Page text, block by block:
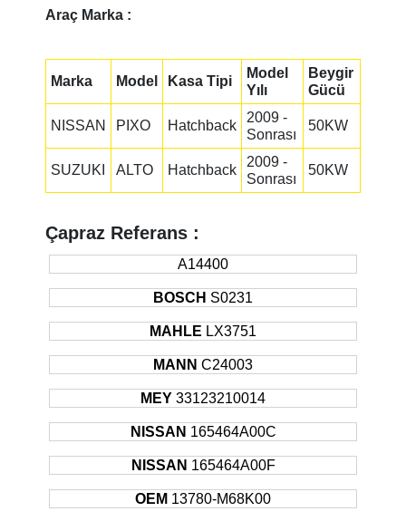
Araç Marka :
Marka Model Kasa Tipi
Model
Yılı
Beygir
Gücü
NISSAN PIXO Hatchback
2009 -
Sonrası
50KW
SUZUKI ALTO Hatchback
2009 -
Sonrası
50KW
Çapraz Referans :
A14400
BOSCH S0231
MAHLE LX3751
MANN C24003
MEY 33123210014
NISSAN 165464A00C
NISSAN 165464A00F
OEM 13780-M68K00